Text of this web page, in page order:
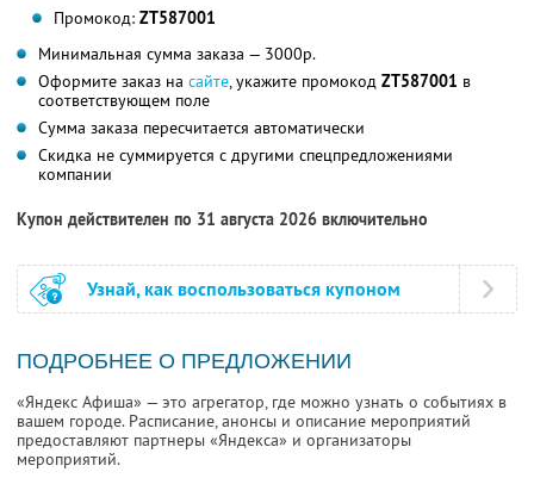
Промокод: ZT587001
Минимальная сумма заказа — 3000р.
Оформите заказ на сайте, укажите промокод ZT587001 в
соответствующем поле
Сумма заказа пересчитается автоматически
Скидка не суммируется с другими спецпредложениями
компании
Купон действителен по 31 августа 2026 включительно
Узнай, как воспользоваться купоном
ПОДРОБНЕЕ О ПРЕДЛОЖЕНИИ
«Яндекс Афиша» — это агрегатор, где можно узнать о событиях в
вашем городе. Расписание, анонсы и описание мероприятий
предоставляют партнеры «Яндекса» и организаторы
мероприятий.